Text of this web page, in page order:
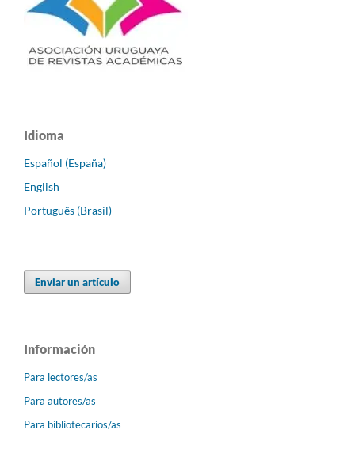
Idioma
Español (España)
English
Português (Brasil)
Enviar un artículo
Información
Para lectores/as
Para autores/as
Para bibliotecarios/as